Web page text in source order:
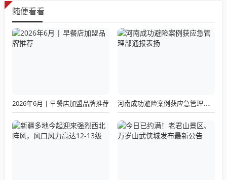
随便看看
2026年6月 | 早餐店加盟品牌推荐 河南成功避险案例获应急管理部通报表扬